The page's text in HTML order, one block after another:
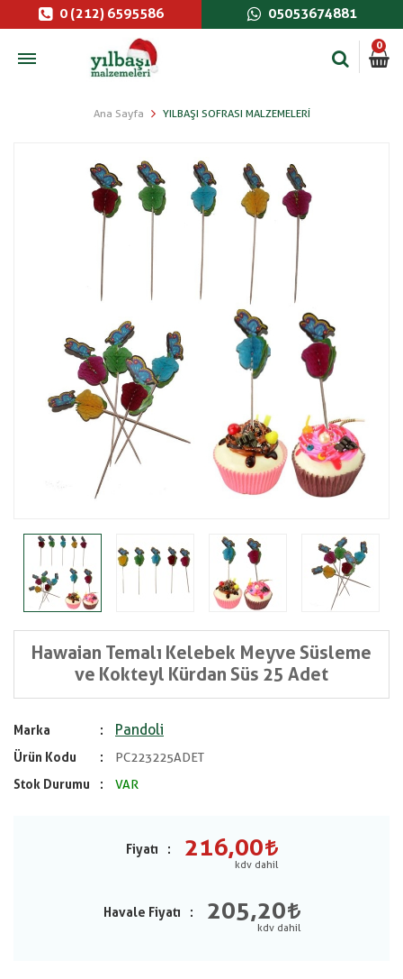
0 (212) 6595586 05053674881
0
Ana Sayfa YILBAŞI SOFRASI MALZEMELERI
Hawaian Temalı Kelebek Meyve Süsleme
ve Kokteyl Kürdan Süs 25 Adet
Marka Pandoli
Ürün Kodu
PC223225ADET
Stok Durumu
VAR
Fiyatı 216,00
Havale Fiyatı 205,20